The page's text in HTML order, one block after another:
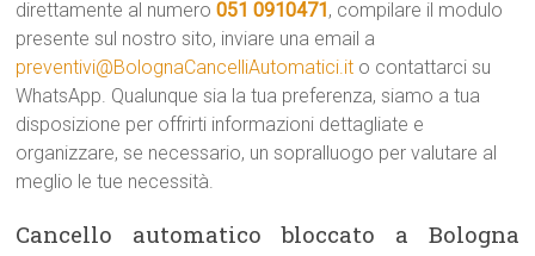
direttamente al numero051 0910471, compilare il modulo
presente sul nostro sito, inviare una email a
preventivi@BolognaCancelliAutomatici.it o contattarci su
WhatsApp. Qualunque sia la tua preferenza, siamo a tua
disposizione per offrirti informazioni dettagliate e
organizzare, se necessario, un sopralluogo per valutare al
meglio le tue necessità.
Cancello automatico bloccato a Bologna